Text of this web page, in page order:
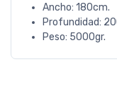
Ancho: 180cm.
Profundidad:
Peso: 5000gr.